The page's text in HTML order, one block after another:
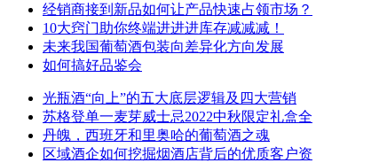
经销商接到新品如何让产品快速占领市场？
10大窍门助你终端进进进库存减减减！
未来我国葡萄酒包装向差异化方向发展
如何搞好品鉴会
光瓶酒“向上”的五大底层逻辑及四大营销
苏格登单一麦芽威士忌2022中秋限定礼盒全
丹魄，西班牙和里奥哈的葡萄酒之魂
区域酒企如何挖掘烟酒店背后的优质客户资